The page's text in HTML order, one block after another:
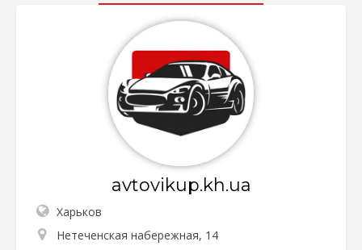
avtovikup.kh.ua
Харьков
Нетеченская набережная, 14